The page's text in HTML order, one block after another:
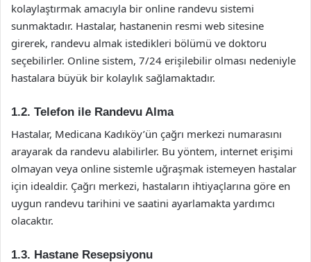
kolaylaştırmak amacıyla bir online randevu sistemi
sunmaktadır. Hastalar, hastanenin resmi web sitesine
girerek, randevu almak istedikleri bölümü ve doktoru
seçebilirler. Online sistem, 7/24 erişilebilir olması nedeniyle
hastalara büyük bir kolaylık sağlamaktadır.
1.2. Telefon ile Randevu Alma
Hastalar, Medicana Kadıköy’ün çağrı merkezi numarasını
arayarak da randevu alabilirler. Bu yöntem, internet erişimi
olmayan veya online sistemle uğraşmak istemeyen hastalar
için idealdir. Çağrı merkezi, hastaların ihtiyaçlarına göre en
uygun randevu tarihini ve saatini ayarlamakta yardımcı
olacaktır.
1.3. Hastane Resepsiyonu